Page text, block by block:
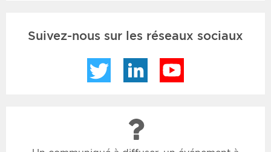
Suivez-nous sur les réseaux sociaux
Twitter LinkedIn